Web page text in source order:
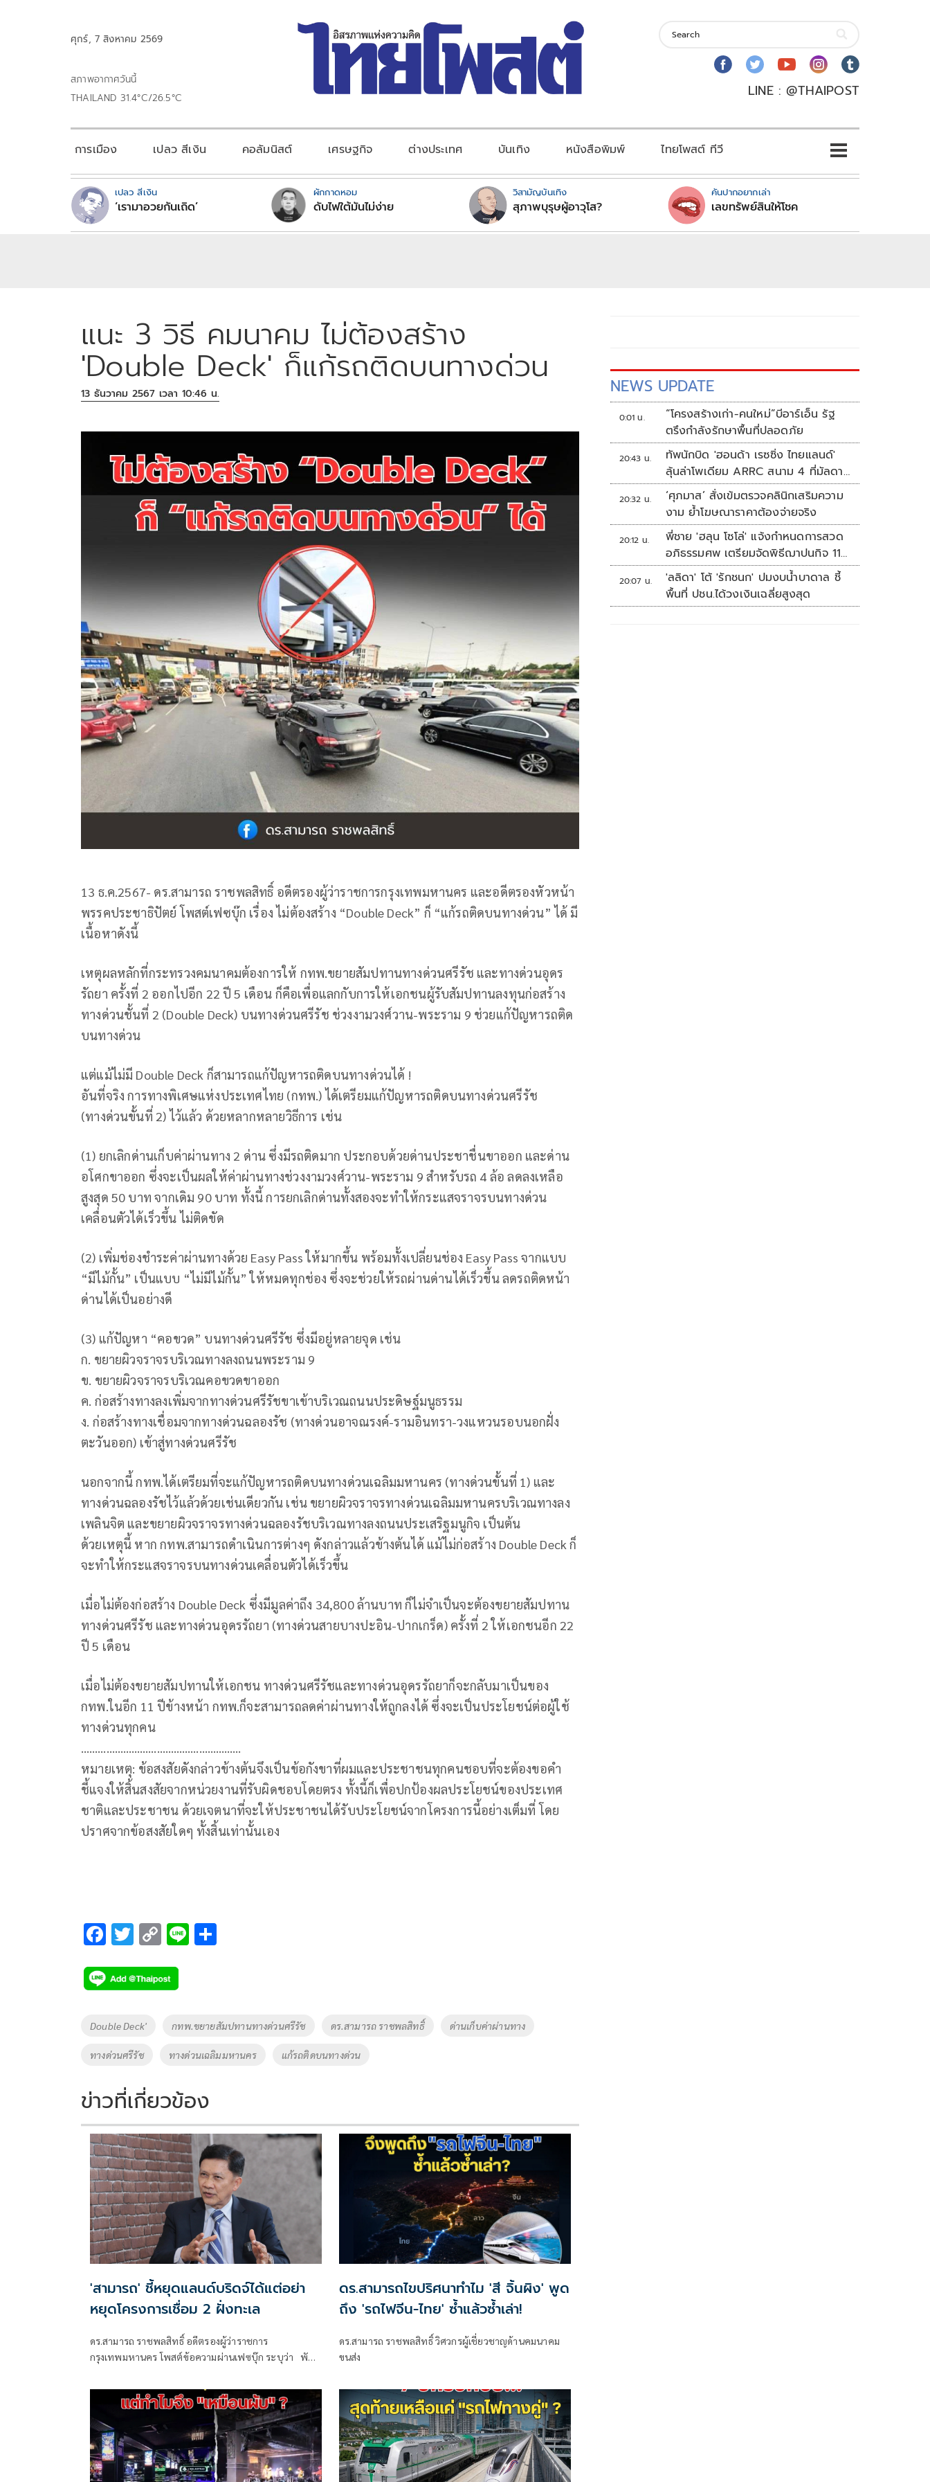
ศุกร์, 7 สิงหาคม 2569
สภาพอากาศวันนี้
THAILAND 31.4°C/26.5°C
LINE : @THAIPOST
การเมือง เปลว สีเงิน คอลัมนิสต์ เศรษฐกิจ ต่างประเทศ บันเทิง หนังสือพิมพ์ ไทยโพสต์ ทีวี
เปลว สีเงิน
‘เรามาอวยกันเถิด’
ผักกาดหอม
ดับไฟใต้มันไม่ง่าย
วิสามัญบันเทิง
สุภาพบุรุษผู้อาวุโส?
คันปากอยากเล่า
เลขทรัพย์สินให้โชค
แนะ 3 วิธี คมนาคม ไม่ต้องสร้าง
'Double Deck' ก็แก้รถติดบนทางด่วน
13 ธันวาคม 2567 เวลา 10:46 น.
13 ธ.ค.2567- ดร.สามารถ ราชพลสิทธิ์ อดีตรองผู้ว่าราชการกรุงเทพมหานคร และอดีตรองหัวหน้า
พรรคประชาธิปัตย์ โพสต์เฟซบุ๊ก เรื่อง ไม่ต้องสร้าง “Double Deck” ก็ “แก้รถติดบนทางด่วน” ได้ มี
เนื้อหาดังนี้
เหตุผลหลักที่กระทรวงคมนาคมต้องการให้ กทพ.ขยายสัมปทานทางด่วนศรีรัช และทางด่วนอุดร
รัถยา ครั้งที่ 2 ออกไปอีก 22 ปี 5 เดือน ก็คือเพื่อแลกกับการให้เอกชนผู้รับสัมปทานลงทุนก่อสร้าง
ทางด่วนชั้นที่ 2 (Double Deck) บนทางด่วนศรีรัช ช่วงงามวงศ์วาน-พระราม 9 ช่วยแก้ปัญหารถติด
บนทางด่วน
แต่แม้ไม่มี Double Deck ก็สามารถแก้ปัญหารถติดบนทางด่วนได้ !
อันที่จริง การทางพิเศษแห่งประเทศไทย (กทพ.) ได้เตรียมแก้ปัญหารถติดบนทางด่วนศรีรัช
(ทางด่วนขั้นที่ 2) ไว้แล้ว ด้วยหลากหลายวิธีการ เช่น
(1) ยกเลิกด่านเก็บค่าผ่านทาง 2 ด่าน ซึ่งมีรถติดมาก ประกอบด้วยด่านประชาชื่นขาออก และด่าน
อโศกขาออก ซึ่งจะเป็นผลให้ค่าผ่านทางช่วงงามวงศ์วาน-พระราม 9 สำหรับรถ 4 ล้อ ลดลงเหลือ
สูงสุด 50 บาท จากเดิม 90 บาท ทั้งนี้ การยกเลิกด่านทั้งสองจะทำให้กระแสจราจรบนทางด่วน
เคลื่อนตัวได้เร็วขึ้น ไม่ติดขัด
(2) เพิ่มช่องชำระค่าผ่านทางด้วย Easy Pass ให้มากขึ้น พร้อมทั้งเปลี่ยนช่อง Easy Pass จากแบบ
“มีไม้กั้น” เป็นแบบ “ไม่มีไม้กั้น” ให้หมดทุกช่อง ซึ่งจะช่วยให้รถผ่านด่านได้เร็วขึ้น ลดรถติดหน้า
ด่านได้เป็นอย่างดี
(3) แก้ปัญหา “คอขวด” บนทางด่วนศรีรัช ซึ่งมีอยู่หลายจุด เช่น
ก. ขยายผิวจราจรบริเวณทางลงถนนพระราม 9
ข. ขยายผิวจราจรบริเวณคอขวดขาออก
ค. ก่อสร้างทางลงเพิ่มจากทางด่วนศรีรัชขาเข้าบริเวณถนนประดิษฐ์มนูธรรม
ง. ก่อสร้างทางเชื่อมจากทางด่วนฉลองรัช (ทางด่วนอาจณรงค์-รามอินทรา-วงแหวนรอบนอกฝั่ง
ตะวันออก) เข้าสู่ทางด่วนศรีรัช
นอกจากนี้ กทพ.ได้เตรียมที่จะแก้ปัญหารถติดบนทางด่วนเฉลิมมหานคร (ทางด่วนขั้นที่ 1) และ
ทางด่วนฉลองรัชไว้แล้วด้วยเช่นเดียวกัน เช่น ขยายผิวจราจรทางด่วนเฉลิมมหานครบริเวณทางลง
เพลินจิต และขยายผิวจราจรทางด่วนฉลองรัชบริเวณทางลงถนนประเสริฐมนูกิจ เป็นต้น
ด้วยเหตุนี้ หาก กทพ.สามารถดำเนินการต่างๆ ดังกล่าวแล้วข้างต้นได้ แม้ไม่ก่อสร้าง Double Deck ก็
จะทำให้กระแสจราจรบนทางด่วนเคลื่อนตัวได้เร็วขึ้น
เมื่อไม่ต้องก่อสร้าง Double Deck ซึ่งมีมูลค่าถึง 34,800 ล้านบาท ก็ไม่จำเป็นจะต้องขยายสัมปทาน
ทางด่วนศรีรัช และทางด่วนอุดรรัถยา (ทางด่วนสายบางปะอิน-ปากเกร็ด) ครั้งที่ 2 ให้เอกชนอีก 22
ปี 5 เดือน
เมื่อไม่ต้องขยายสัมปทานให้เอกชน ทางด่วนศรีรัชและทางด่วนอุดรรัถยาก็จะกลับมาเป็นของ
กทพ.ในอีก 11 ปีข้างหน้า กทพ.ก็จะสามารถลดค่าผ่านทางให้ถูกลงได้ ซึ่งจะเป็นประโยชน์ต่อผู้ใช้
ทางด่วนทุกคน
…………………………………………………
หมายเหตุ: ข้อสงสัยดังกล่าวข้างต้นจึงเป็นข้อกังขาที่ผมและประชาชนทุกคนชอบที่จะต้องขอคำ
ชี้แจงให้สิ้นสงสัยจากหน่วยงานที่รับผิดชอบโดยตรง ทั้งนี้ก็เพื่อปกป้องผลประโยชน์ของประเทศ
ชาติและประชาชน ด้วยเจตนาที่จะให้ประชาชนได้รับประโยชน์จากโครงการนี้อย่างเต็มที่ โดย
ปราศจากข้อสงสัยใดๆ ทั้งสิ้นเท่านั้นเอง
F
e
b
o
o
k
T
tt
er
C
p
y
Li
k
Li
Tags
Double Deck' กทพ.ขยายสัมปทานทางด่วนศรีรัช ดร.สามารถ ราชพลสิทธิ์ ด่านเก็บค่าผ่านทาง
ทางด่วนศรีรัช ทางด่วนเฉลิมมหานคร แก้รถติดบนทางด่วน
ข่าวที่เกี่ยวข้อง
'สามารถ' ชี้หยุดแลนด์บริดจ์ได้แต่อย่า
หยุดโครงการเชื่อม 2 ฝั่งทะเล
ดร.สามารถ ราชพลสิทธิ์ อดีตรองผู้ว่าราชการ
กรุงเทพมหานคร โพสต์ข้อความผ่านเฟซบุ๊ก ระบุว่า พับ
ดร.สามารถไขปริศนาทำไม 'สี จิ้นผิง' พูด
ถึง 'รถไฟจีน-ไทย' ซ้ำแล้วซ้ำเล่า!
ดร.สามารถ ราชพลสิทธิ์ วิศวกรผู้เชี่ยวชาญด้านคมนาคม
ขนส่ง
NEWS UPDATE
0:01 น.
“โครงสร้างเก่า-คนใหม่”บีอาร์เอ็น รัฐ
ตรึงกำลังรักษาพื้นที่ปลอดภัย
20:43 น.
ทัพนักบิด 'ฮอนด้า เรซซิ่ง ไทยแลนด์'
ลุ้นล่าโพเดียม ARRC สนาม 4 ที่มัลดาลิ
กา
20:32 น.
‘ศุภมาส’ สั่งเข้มตรวจคลินิกเสริมความ
งาม ย้ำโฆษณาราคาต้องจ่ายจริง
20:12 น.
พี่ชาย 'ฮลุน โซโล่' แจ้งกำหนดการสวด
อภิธรรมศพ เตรียมจัดพิธีฌาปนกิจ 11
ส.ค.
20:07 น.
'ลลิดา' โต้ 'รักชนก' ปมงบน้ำบาดาล ชี้
พื้นที่ ปชน.ได้วงเงินเฉลี่ยสูงสุด